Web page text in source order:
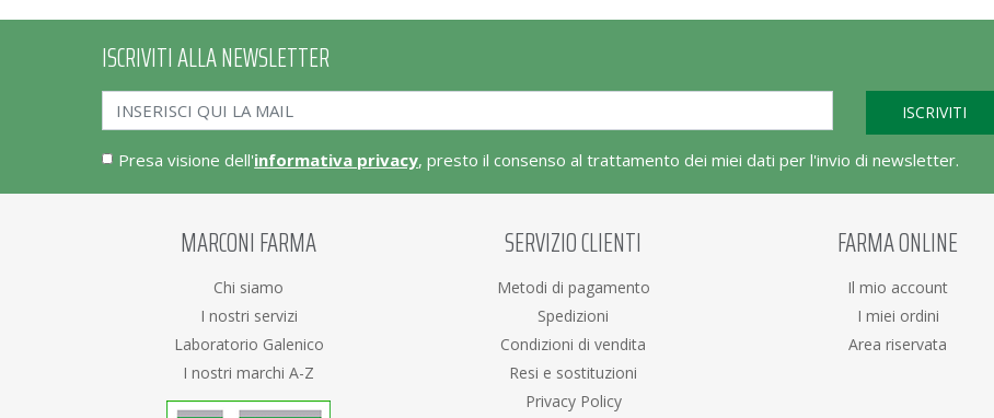
ISCRIVITI ALLA NEWSLETTER
Presa visione dell'informativa privacy, presto il consenso al trattamento dei miei dati per l'invio di newsletter.
MARCONI FARMA
Chi siamo
I nostri servizi
Laboratorio Galenico
I nostri marchi A-Z
SERVIZIO CLIENTI
Metodi di pagamento
Spedizioni
Condizioni di vendita
Resi e sostituzioni
Privacy Policy
FARMA ONLINE
Il mio account
I miei ordini
Area riservata